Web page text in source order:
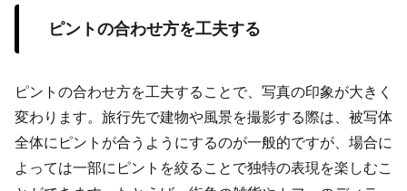
ピントの合わせ方を工夫する
ピントの合わせ方を工夫することで、写真の印象が大きく
変わります。旅行先で建物や風景を撮影する際は、被写体
全体にピントが合うようにするのが一般的ですが、場合に
よっては一部にピントを絞ることで独特の表現を楽しむこ